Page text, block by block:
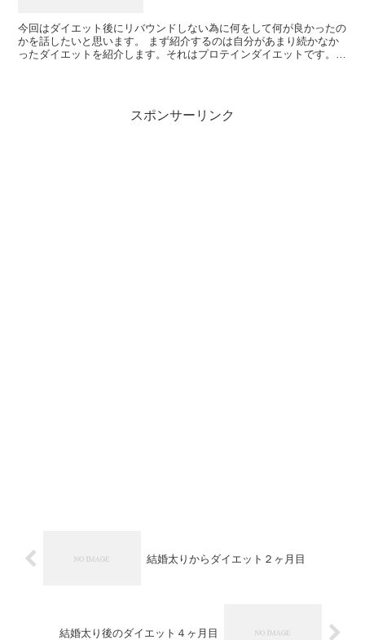
今回はダイエット後にリバウンドしない為に何をして何が良かったの
かを話したいと思います。 まず紹介するのは自分があまり続かなか
ったダイエットを紹介します。それはプロテインダイエットです。や
スポンサーリンク
結婚太りからダイエット２ヶ月目
結婚太り後のダイエット４ヶ月目